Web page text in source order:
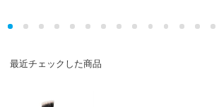
最近チェックした商品